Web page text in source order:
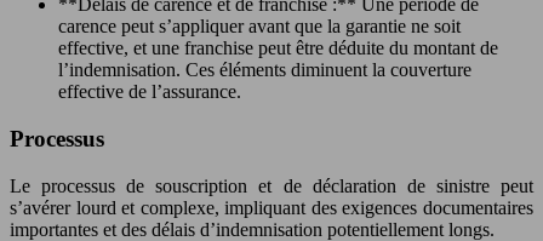
**Délais de carence et de franchise :** Une période de
carence peut s’appliquer avant que la garantie ne soit
effective, et une franchise peut être déduite du montant de
l’indemnisation. Ces éléments diminuent la couverture
effective de l’assurance.
Processus
Le processus de souscription et de déclaration de sinistre peut
s’avérer lourd et complexe, impliquant des exigences documentaires
importantes et des délais d’indemnisation potentiellement longs.